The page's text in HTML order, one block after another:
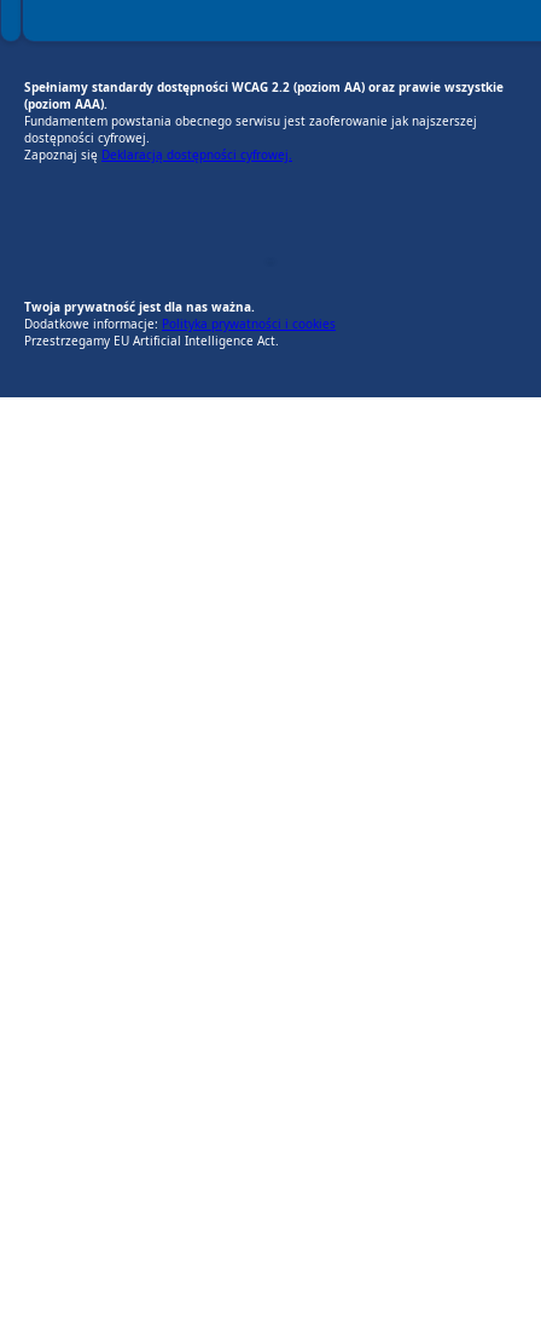
Spełniamy standardy dostępności WCAG 2.2 (poziom AA) oraz prawie wszystkie
(poziom AAA).
Fundamentem powstania obecnego serwisu jest zaoferowanie jak najszerszej
dostępności cyfrowej.
Zapoznaj się Deklaracją dostępności cyfrowej.
Twoja prywatność jest dla nas ważna.
Dodatkowe informacje: Polityka prywatności i cookies
Przestrzegamy EU Artificial Intelligence Act.